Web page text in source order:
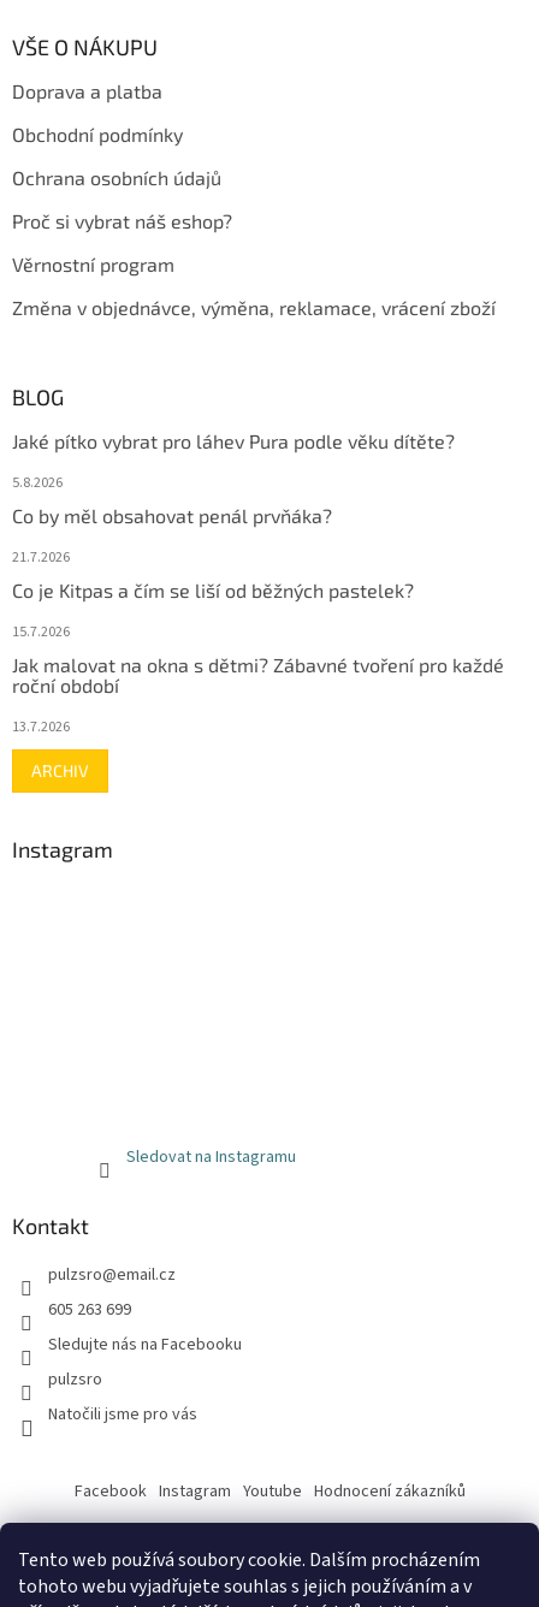
Tento web používá soubory cookie. Dalším procházením
tohoto webu vyjadřujete souhlas s jejich používáním a v
VŠE O NÁKUPU
Doprava a platba
Obchodní podmínky
Ochrana osobních údajů
Proč si vybrat náš eshop?
Věrnostní program
Změna v objednávce, výměna, reklamace, vrácení zboží
BLOG
Jaké pítko vybrat pro láhev Pura podle věku dítěte?
5.8.2026
Co by měl obsahovat penál prvňáka?
21.7.2026
Co je Kitpas a čím se liší od běžných pastelek?
15.7.2026
Jak malovat na okna s dětmi? Zábavné tvoření pro každé
roční období
13.7.2026
ARCHIV
Instagram
Sledovat na Instagramu
Kontakt
pulzsro@email.cz
605 263 699
Sledujte nás na Facebooku
pulzsro
Natočili jsme pro vás
Facebook Instagram Youtube Hodnocení zákazníků